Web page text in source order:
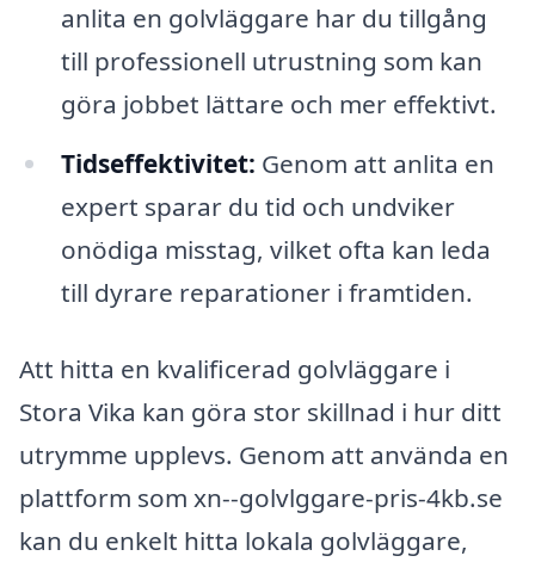
anlita en golvläggare har du tillgång
till professionell utrustning som kan
göra jobbet lättare och mer effektivt.
Tidseffektivitet: Genom att anlita en
expert sparar du tid och undviker
onödiga misstag, vilket ofta kan leda
till dyrare reparationer i framtiden.
Att hitta en kvalificerad golvläggare i
Stora Vika kan göra stor skillnad i hur ditt
utrymme upplevs. Genom att använda en
plattform som xn--golvlggare-pris-4kb.se
kan du enkelt hitta lokala golvläggare,